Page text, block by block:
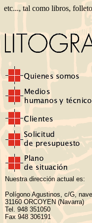
etc..., tal como libros,
Nuestra dirección actual es:
Polígono Agustinos, c/G,
31160 ORCOYEN (Navarra)
Tel. 948 351050
Fax 948 306191